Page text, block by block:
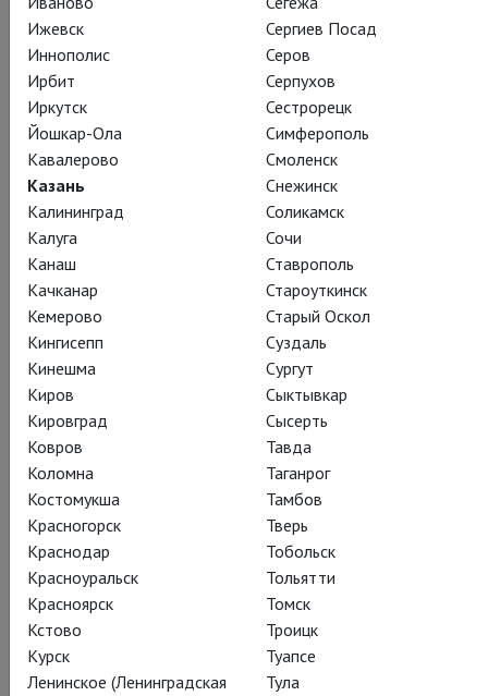
На фоне кадров исторической кинохроники и рисунков
Сергея Образцова оживают в куклах легенды театра и кино:
Любовь Орлова и Лидия Русланова, Чарли Чаплин и Леонид
Утесов, Соломон Михоэлс и Федор Шаляпин, а также
другие исторические знаменитости. В основе спектакля –
автобиографическая книга С.В. Образцова «По ступенькам
памяти».
Поделиться:
Подписаться на рассылку
СОСТАВ СОЗДАТЕЛИ О СПЕКТАКЛЕ
НАГРАДЫ
КАДРЫ ТЕАТР
Действующие лица и исполнители
Ижевск
Иннополис
Ирбит
Иркутск
Йошкар-Ола
Кавалерово
Казань
Калининград
Калуга
Канаш
Качканар
Кемерово
Кингисепп
Кинешма
Киров
Кировград
Ковров
Коломна
Костомукша
Красногорск
Краснодар
Красноуральск
Красноярск
Кстово
Курск
Ленинское (Ленинградская
Сергиев Посад
Серов
Серпухов
Сестрорецк
Симферополь
Смоленск
Снежинск
Соликамск
Сочи
Ставрополь
Староуткинск
Старый Оскол
Суздаль
Сургут
Сыктывкар
Сысерть
Тавда
Таганрог
Тамбов
Тверь
Тобольск
Тольятти
Томск
Троицк
Туапсе
Тула